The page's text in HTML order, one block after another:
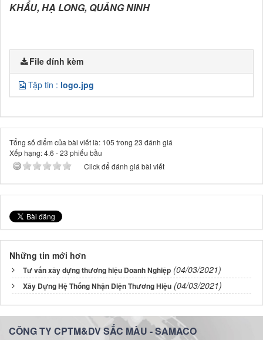
KHẨU, HẠ LONG, QUẢNG NINH
File đính kèm
Tập tin : logo.jpg
Tổng số điểm của bài viết là: 105 trong 23 đánh giá
Xếp hạng:4.6 -23 phiếu bầu
Click để đánh giá bài viết
Những tin mới hơn
Tư vấn xây dựng thương hiệu Doanh Nghiệp (04/03/2021)
Xây Dựng Hệ Thống Nhận Diện Thương Hiệu (04/03/2021)
CÔNG TY CPTM&DV SẮC MÀU - SAMACO